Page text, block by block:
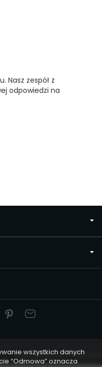
Nasz zespół z
odpowiedzi na
Sklep internetowy SOTESHOP AI
wszystkich danych
“Odmowa” oznacza